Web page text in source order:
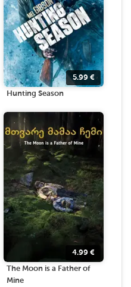
5.99 €
Hunting Season
4.99 €
The Moon is a Father of
Mine